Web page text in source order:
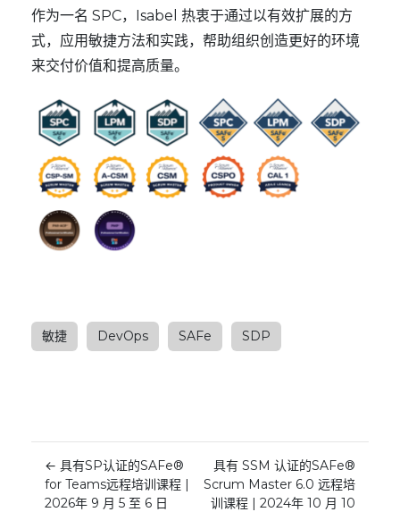
作为一名 SPC，Isabel 热衷于通过以有效扩展的方
式，应用敏捷方法和实践，帮助组织创造更好的环境
来交付价值和提高质量。
敏捷 DevOps SAFe SDP
← 具有SP认证的SAFe®
for Teams远程培训课程 |
2026年 9 月 5 至 6 日
具有 SSM 认证的SAFe®
Scrum Master 6.0 远程培
训课程 | 2024年 10 月 10